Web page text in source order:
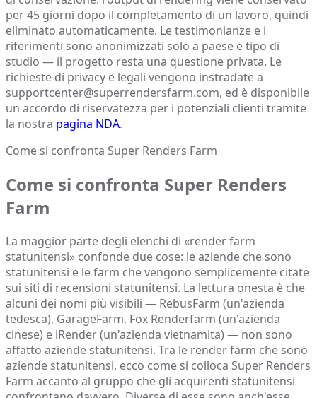
per 45 giorni dopo il completamento di un lavoro, quindi
eliminato automaticamente. Le testimonianze e i
riferimenti sono anonimizzati solo a paese e tipo di
studio — il progetto resta una questione privata. Le
richieste di privacy e legali vengono instradate a
supportcenter@superrendersfarm.com, ed è disponibile
un accordo di riservatezza per i potenziali clienti tramite
la nostra pagina NDA.
Come si confronta Super Renders Farm
Come si confronta Super Renders
Farm
La maggior parte degli elenchi di «render farm
statunitensi» confonde due cose: le aziende che sono
statunitensi e le farm che vengono semplicemente citate
sui siti di recensioni statunitensi. La lettura onesta è che
alcuni dei nomi più visibili — RebusFarm (un'azienda
tedesca), GarageFarm, Fox Renderfarm (un'azienda
cinese) e iRender (un'azienda vietnamita) — non sono
affatto aziende statunitensi. Tra le render farm che sono
aziende statunitensi, ecco come si colloca Super Renders
Farm accanto al gruppo che gli acquirenti statunitensi